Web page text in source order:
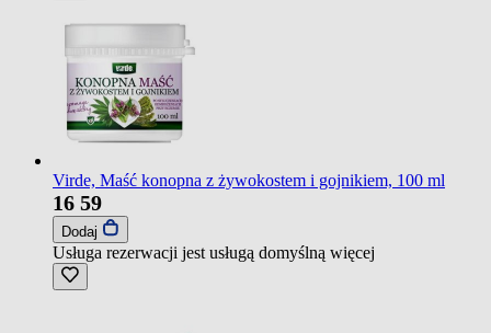
Virde, Maść konopna z żywokostem i gojnikiem, 100 ml
16 59
Dodaj
Usługa rezerwacji jest usługą domyślną więcej